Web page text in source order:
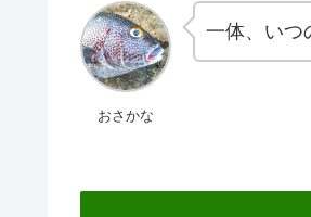
おさかな
一体、いつ